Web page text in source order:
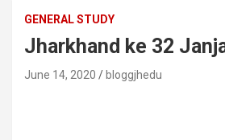
GENERAL STUDY
Jharkhand ke 32
June 14, 2020 bloggjhedu